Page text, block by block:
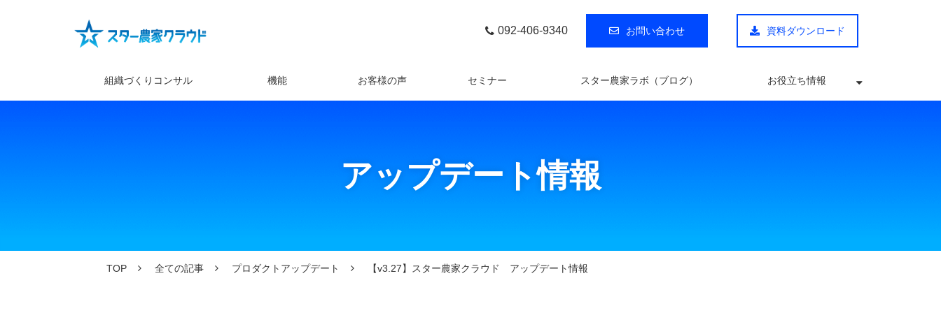
092-406-9340 お問い合わせ 資料ダウンロード
組織づくりコンサル 機能 お客様の声 セミナー スター農家ラボ（ブログ） お役立ち情報
アップデート情報
TOP 全ての記事 プロダクトアップデート 【v3.27】スター農家クラウド アップデート情報